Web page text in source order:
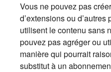
Vous ne pouvez pas
d’extensions ou
utilisent le contenu sans
pouvez pas agréger ou
manière qui pourrait
substitut à un